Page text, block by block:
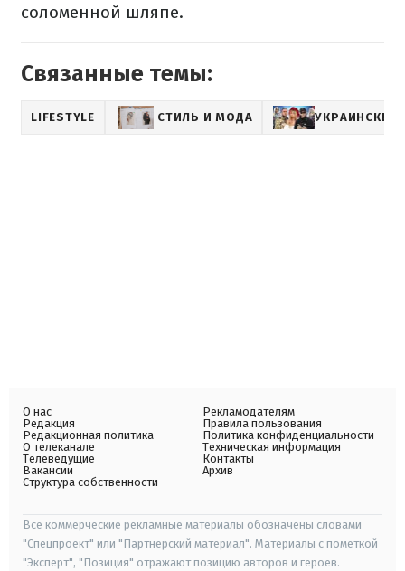
соломенной шляпе.
Связанные темы:
LIFESTYLE СТИЛЬ И МОДА УКРАИНСКИЕ
О нас
Редакция
Редакционная политика
О телеканале
Телеведущие
Вакансии
Структура собственности
Рекламодателям
Правила пользования
Политика конфиденциальности
Техническая информация
Контакты
Архив
Все коммерческие рекламные материалы обозначены словами
"Спецпроект" или "Партнерский материал". Материалы с пометкой
"Эксперт", "Позиция" отражают позицию авторов и героев.